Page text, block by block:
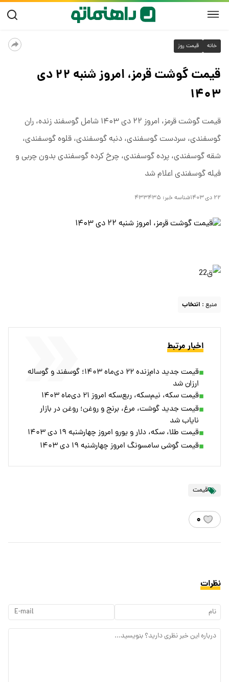
خانه قیمت روز
قیمت گوشت قرمز، امروز شنبه ۲۲ دی
۱۴۰۳
قیمت گوشت قرمز، امروز ۲۲ دی ۱۴۰۳ شامل گوسفند زنده، ران
گوسفندی، سردست گوسفندی، دنبه گوسفندی، قلوه گوسفندی،
شقه گوسفندی، پرده گوسفندی، چرخ کرده گوسفندی بدون چربی و
فیله گوسفندی اعلام شد
۲۲ دی ۱۴۰۳ شناسه خبر: ۴۳۳۴۳۵
منبع : انتخاب
اخبار مرتبط
قیمت جدید دام‌زنده ۲۲ دی‌ماه ۱۴۰۳؛ گوسفند و گوساله
ارزان شد
قیمت سکه، نیم‌سکه، ربع‌سکه امروز ۲۱ دی‌ماه ۱۴۰۳
قیمت جدید گوشت، مرغ، برنج و روغن؛ روغن در بازار
نایاب شد
قیمت طلا، سکه، دلار و یورو امروز چهارشنبه ۱۹ دی ۱۴۰۳
قیمت گوشی سامسونگ امروز چهارشنبه ۱۹ دی ۱۴۰۳
قیمت
۰
نظرات